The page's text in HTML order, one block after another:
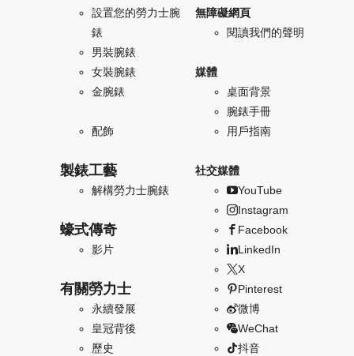
設置您的勞力士腕
錶
男裝腕錶
女裝腕錶
金腕錶
配飾
製錶工藝
解構勞力士腕錶
蠔式傳奇
影片
有關勞力士
永續發展
皇冠背後
歷史
無障礙網頁
閱讀我們的聲明
媒體
桌面背景
腕錶手冊
用戶指南
社交媒體
YouTube
Instagram
Facebook
LinkedIn
X
Pinterest
微博
WeChat
抖音